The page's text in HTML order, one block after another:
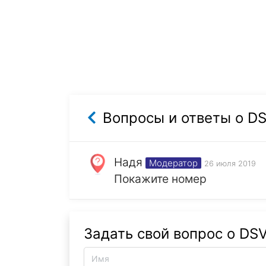
Вопросы и ответы о
Надя Модератор 26 июля 2019
Покажите номер
Задать свой вопрос о